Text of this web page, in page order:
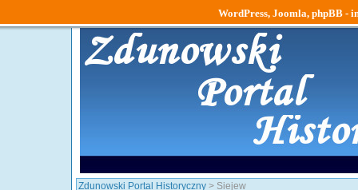
WordPress, Joomla, phpBB -
Zdunowski Portal Historyczny > Siejew